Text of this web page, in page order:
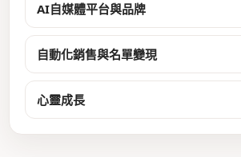
AI自媒體平台與品牌
自動化銷售與名單變現
心靈成長